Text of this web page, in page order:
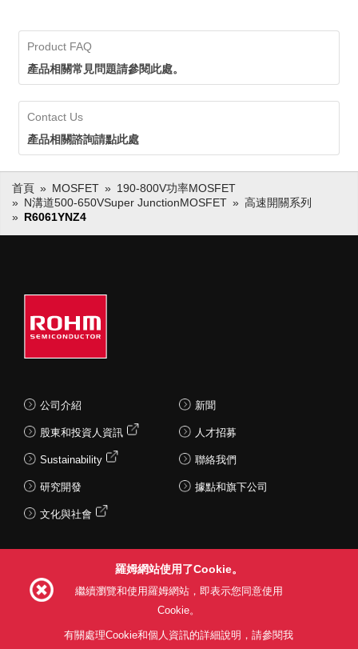
Product FAQ
產品相關常見問題請參閱此處。
Contact Us
產品相關諮詢請點此處
首頁 MOSFET
190-800V功率MOSFET
N溝道500-650VSuper JunctionMOSFET
高速開關系列
R6061YNZ4
公司介紹
股東和投資人資訊
Sustainability
研究開發
文化與社會
新聞
人才招募
聯絡我們
據點和旗下公司
羅姆網站使用了Cookie。
繼續瀏覽和使用羅姆網站，即表示您同意使用
Cookie。
有關處理Cookie和個人資訊的詳細說明，請參閱我